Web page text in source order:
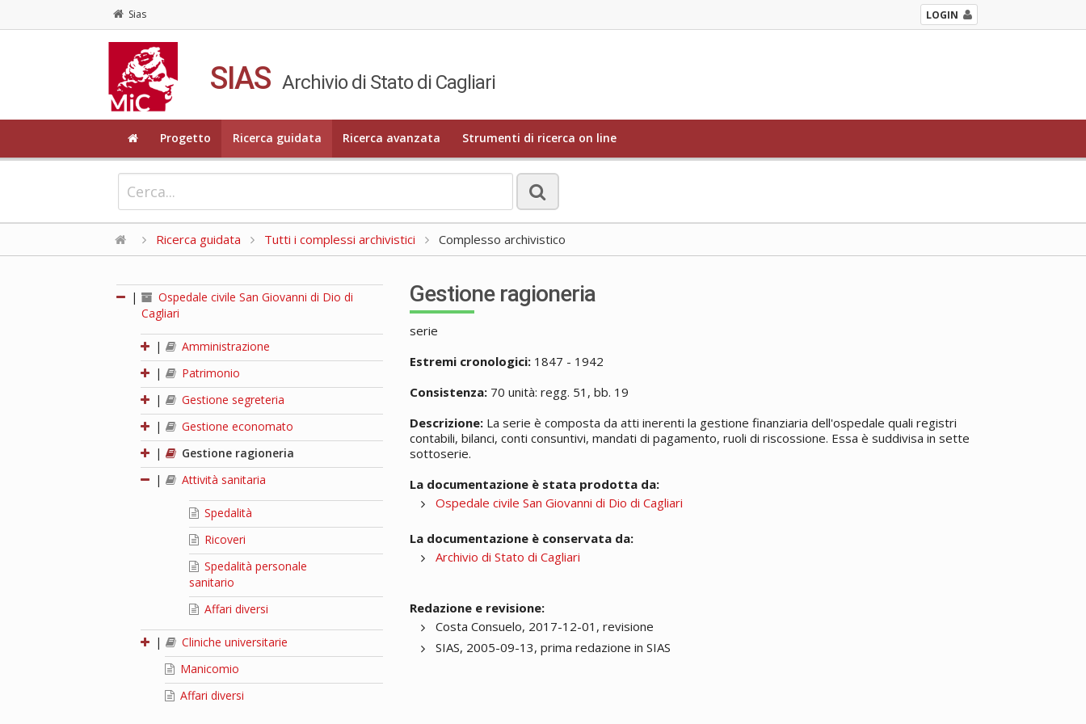
Sias LOGIN
SIAS Archivio di Stato di Cagliari
Progetto Ricerca guidata Ricerca avanzata Strumenti di ricerca on line
Ricerca guidata Tutti i complessi archivistici Complesso archivistico
|
Ospedale civile San Giovanni di Dio di
Cagliari
|
Amministrazione
|
Patrimonio
|
Gestione segreteria
|
Gestione economato
|
Gestione ragioneria
|
Attività sanitaria
Spedalità
Ricoveri
Spedalità personale
sanitario
Affari diversi
|
Cliniche universitarie
Manicomio
Affari diversi
Gestione ragioneria
serie
Estremi cronologici: 1847 - 1942
Consistenza: 70 unità: regg. 51, bb. 19
Descrizione: La serie è composta da atti inerenti la gestione finanziaria dell'ospedale quali registri
contabili, bilanci, conti consuntivi, mandati di pagamento, ruoli di riscossione. Essa è suddivisa in sette
sottoserie.
La documentazione è stata prodotta da:
Ospedale civile San Giovanni di Dio di Cagliari
La documentazione è conservata da:
Archivio di Stato di Cagliari
Redazione e revisione:
Costa Consuelo, 2017-12-01, revisione
SIAS, 2005-09-13, prima redazione in SIAS